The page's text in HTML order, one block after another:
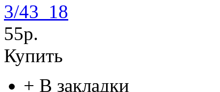
3/43_18
55р.
Купить
+ В закладки